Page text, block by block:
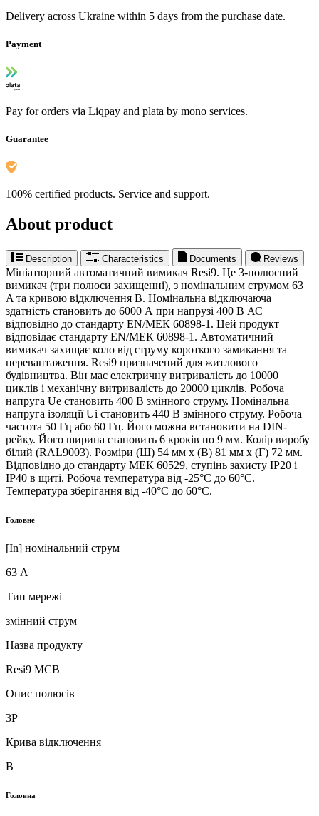
Delivery across Ukraine within 5 days from the purchase date.
Payment
Pay for orders via Liqpay and plata by mono services.
Guarantee
100% certified products. Service and support.
About product
Description Characteristics Documents Reviews
Мініатюрний автоматичний вимикач Resi9. Це 3-полюсний
вимикач (три полюси захищенні), з номінальним струмом 63
A та кривою відключення B. Номінальна відключаюча
здатність становить до 6000 А при напрузі 400 В АС
відповідно до стандарту EN/МЕК 60898-1. Цей продукт
відповідає стандарту EN/МЕК 60898-1. Автоматичний
вимикач захищає коло від струму короткого замикання та
перевантаження. Resi9 призначений для житлового
будівництва. Він має електричну витривалість до 10000
циклів і механічну витривалість до 20000 циклів. Робоча
напруга Ue становить 400 В змінного струму. Номінальна
напруга ізоляції Ui становить 440 В змінного струму. Робоча
частота 50 Гц або 60 Гц. Його можна встановити на DIN-
рейку. Його ширина становить 6 кроків по 9 мм. Колір виробу
білий (RAL9003). Розміри (Ш) 54 мм х (В) 81 мм х (Г) 72 мм.
Відповідно до стандарту МЕК 60529, ступінь захисту IP20 і
IP40 в щиті. Робоча температура від -25°C до 60°C.
Температура зберігання від -40°C до 60°C.
Головне
[In] номінальний струм
63 А
Тип мережі
змінний струм
Назва продукту
Resi9 MCB
Опис полюсів
3P
Крива відключення
B
Головна